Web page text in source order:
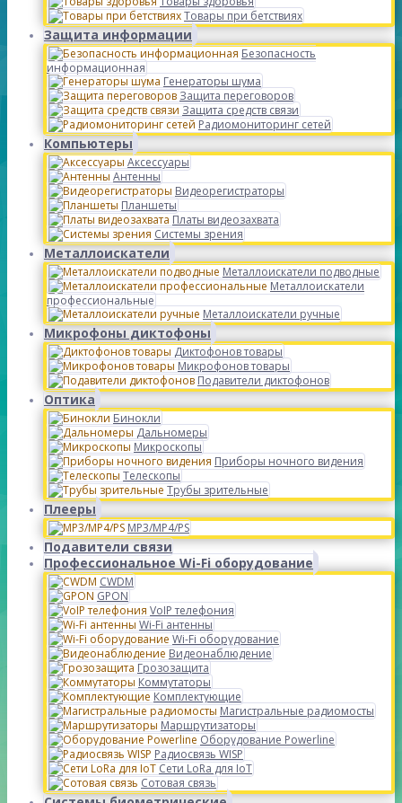
Товары при бетствиях
Защита информации
Безопасность
информационная
Генераторы шума
Защита переговоров
Защита средств связи
Радиомониторинг сетей
Компьютеры
Аксессуары
Антенны
Видеорегистраторы
Планшеты
Платы видеозахвата
Системы зрения
Металлоискатели
Металлоискатели подводные
Металлоискатели
профессиональные
Металлоискатели ручные
Микрофоны диктофоны
Диктофонов товары
Микрофонов товары
Подавители диктофонов
Оптика
Бинокли
Дальномеры
Микроскопы
Приборы ночного видения
Телескопы
Трубы зрительные
Плееры
MP3/MP4/PS
Подавители связи
Профессиональное Wi-Fi оборудование
CWDM
GPON
VoIP телефония
Wi-Fi антенны
Wi-Fi оборудование
Видеонаблюдение
Грозозащита
Коммутаторы
Комплектующие
Магистральные радиомосты
Маршрутизаторы
Оборудование Powerline
Радиосвязь WISP
Сети LoRa для IoT
Сотовая связь